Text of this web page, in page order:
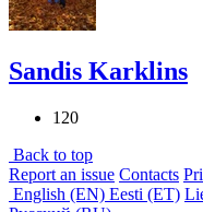
Sandis Karklins
120
Back to top
Report an issue Contacts
English (EN) Eesti (ET)